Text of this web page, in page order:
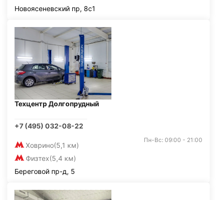
Новоясеневский пр, 8с1
Техцентр Долгопрудный
+7 (495) 032-08-22
Ховрино(5,1 км)
Физтех(5,4 км)
Пн-Вс: 09:00 - 21:00
Береговой пр-д, 5